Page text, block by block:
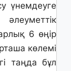
үнемдеуге
6 өңір
көлемі
таңда бұл